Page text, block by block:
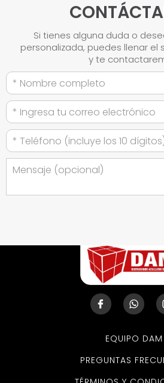
Si tienes alguna duda o
personalizada, puedes llenar el
y te
EQUIPO DAM
PREGUNTAS